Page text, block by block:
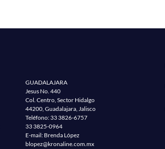
GUADALAJARA
Jesus No. 440
Col. Centro, Sector Hidalgo
44200, Guadalajara, Jalisco
Teléfono: 33 3826-6757
33 3825-0964
E-mail: Brenda López
blopez@kronaline.com.mx